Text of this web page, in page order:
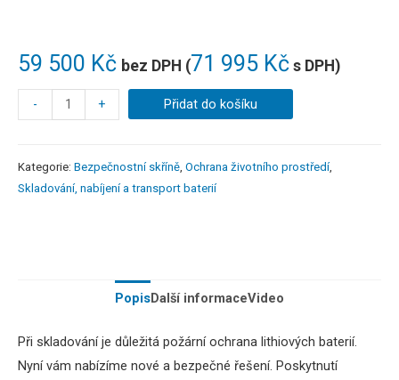
59 500 Kč bez DPH (71 995 Kč s DPH)
- + Přidat do košíku
Kategorie: Bezpečnostní skříně, Ochrana životního prostředí,
Skladování, nabíjení a transport baterií
PopisDalší informaceVideo
Při skladování je důležitá požární ochrana lithiových baterií.
Nyní vám nabízíme nové a bezpečné řešení. Poskytnutí